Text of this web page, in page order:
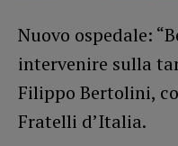
Nuovo ospedale:
intervenire sulla
Filippo Bertolini,
Fratelli d’Italia.